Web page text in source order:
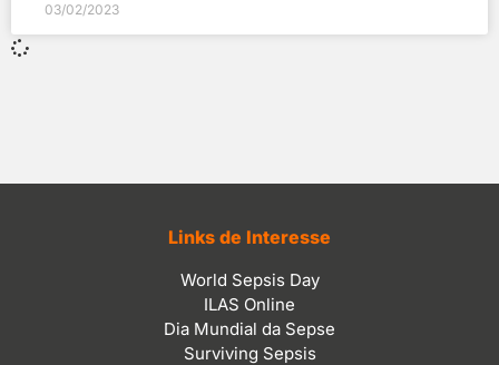
03/02/2023
Links de Interesse
World Sepsis Day
ILAS Online
Dia Mundial da Sepse
Surviving Sepsis